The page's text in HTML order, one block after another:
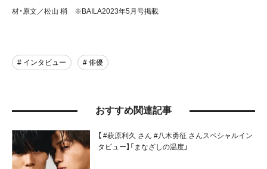
材・原文／松山 梢 ※BAILA2023年5月号掲載
# インタビュー # 俳優
おすすめ関連記事
【 #萩原利久 さん #八木勇征 さんスペシャルイン
タビュー】「まなざしの温度」